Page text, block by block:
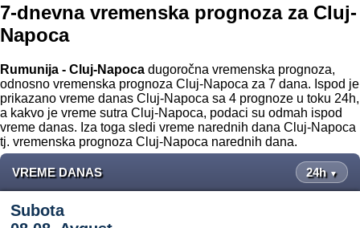
7-dnevna vremenska prognoza za Cluj-
Napoca
Rumunija - Cluj-Napoca dugoročna vremenska prognoza,
odnosno vremenska prognoza Cluj-Napoca za 7 dana. Ispod je
prikazano vreme danas Cluj-Napoca sa 4 prognoze u toku 24h,
a kakvo je vreme sutra Cluj-Napoca, podaci su odmah ispod
vreme danas. Iza toga sledi vreme narednih dana Cluj-Napoca
tj. vremenska prognoza Cluj-Napoca narednih dana.
VREME DANAS 24h ▼
Subota